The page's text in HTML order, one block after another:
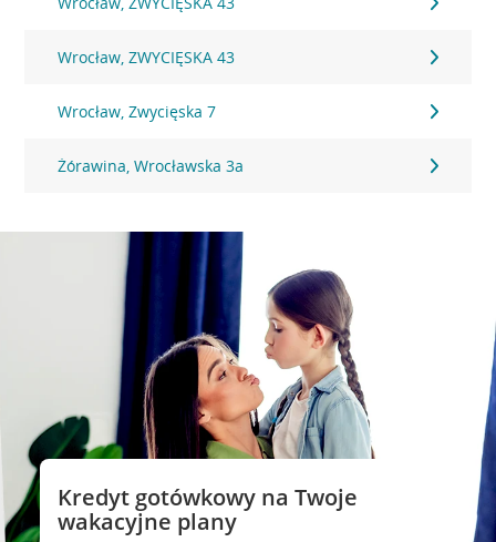
Wrocław, ZWYCIĘSKA 43
Wrocław, Zwycięska 7
Żórawina, Wrocławska 3a
Kredyt gotówkowy na Twoje
wakacyjne plany